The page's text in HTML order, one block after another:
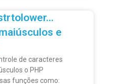
e
de caracteres
o PHP
funções como: